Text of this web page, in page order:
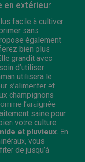
en extérieur
facile à cultiver
sans
également
bien plus
grandit avec
d’utiliser
utilisera le
s’alimenter et
champignons
l’araignée
saine pour
votre culture
et pluvieux. En
vous
de jusqu’à